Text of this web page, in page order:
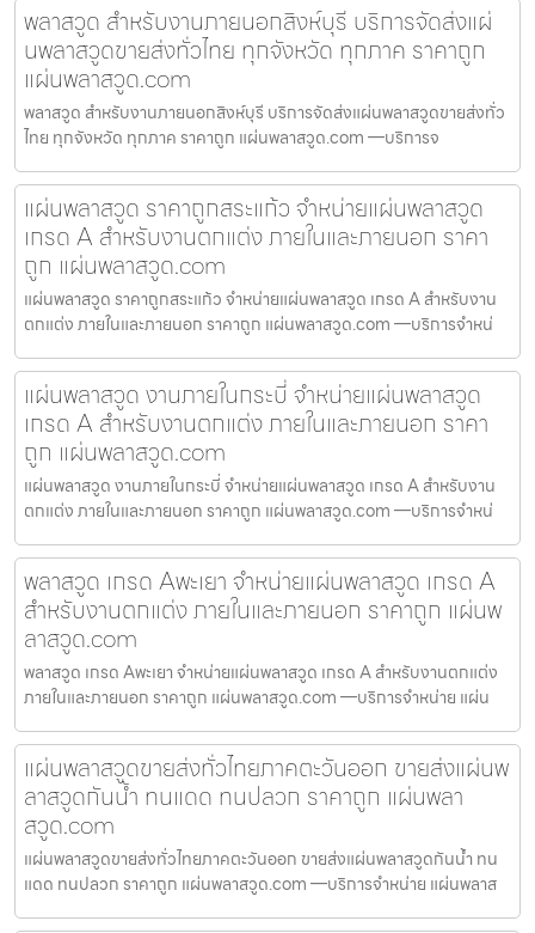
พลาสวูด สำหรับงานภายนอกสิงห์บุรี บริการจัดส่งแผ่
นพลาสวูดขายส่งทั่วไทย ทุกจังหวัด ทุกภาค ราคาถูก
แผ่นพลาสวูด.com
พลาสวูด สำหรับงานภายนอกสิงห์บุรี บริการจัดส่งแผ่นพลาสวูดขายส่งทั่ว
ไทย ทุกจังหวัด ทุกภาค ราคาถูก แผ่นพลาสวูด.com —บริการจ
แผ่นพลาสวูด ราคาถูกสระแก้ว จำหน่ายแผ่นพลาสวูด
เกรด A สำหรับงานตกแต่ง ภายในและภายนอก ราคา
ถูก แผ่นพลาสวูด.com
แผ่นพลาสวูด ราคาถูกสระแก้ว จำหน่ายแผ่นพลาสวูด เกรด A สำหรับงาน
ตกแต่ง ภายในและภายนอก ราคาถูก แผ่นพลาสวูด.com —บริการจำหน่
แผ่นพลาสวูด งานภายในกระบี่ จำหน่ายแผ่นพลาสวูด
เกรด A สำหรับงานตกแต่ง ภายในและภายนอก ราคา
ถูก แผ่นพลาสวูด.com
แผ่นพลาสวูด งานภายในกระบี่ จำหน่ายแผ่นพลาสวูด เกรด A สำหรับงาน
ตกแต่ง ภายในและภายนอก ราคาถูก แผ่นพลาสวูด.com —บริการจำหน่
พลาสวูด เกรด Aพะเยา จำหน่ายแผ่นพลาสวูด เกรด A
สำหรับงานตกแต่ง ภายในและภายนอก ราคาถูก แผ่นพ
ลาสวูด.com
พลาสวูด เกรด Aพะเยา จำหน่ายแผ่นพลาสวูด เกรด A สำหรับงานตกแต่ง
ภายในและภายนอก ราคาถูก แผ่นพลาสวูด.com —บริการจำหน่าย แผ่น
แผ่นพลาสวูดขายส่งทั่วไทยภาคตะวันออก ขายส่งแผ่นพ
ลาสวูดกันน้ำ ทนแดด ทนปลวก ราคาถูก แผ่นพลา
สวูด.com
แผ่นพลาสวูดขายส่งทั่วไทยภาคตะวันออก ขายส่งแผ่นพลาสวูดกันน้ำ ทน
แดด ทนปลวก ราคาถูก แผ่นพลาสวูด.com —บริการจำหน่าย แผ่นพลาส